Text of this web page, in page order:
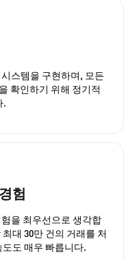
스템을 구현하며, 모든
확인하기 위해 정기적
.
험
을 최우선으로 생각합
대 30만 건의 거래를 처
도 매우 빠릅니다.